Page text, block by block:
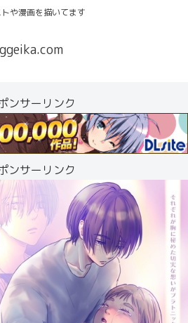
や漫画を描いてます
ggeika.com
ンサーリンク
ンサーリンク